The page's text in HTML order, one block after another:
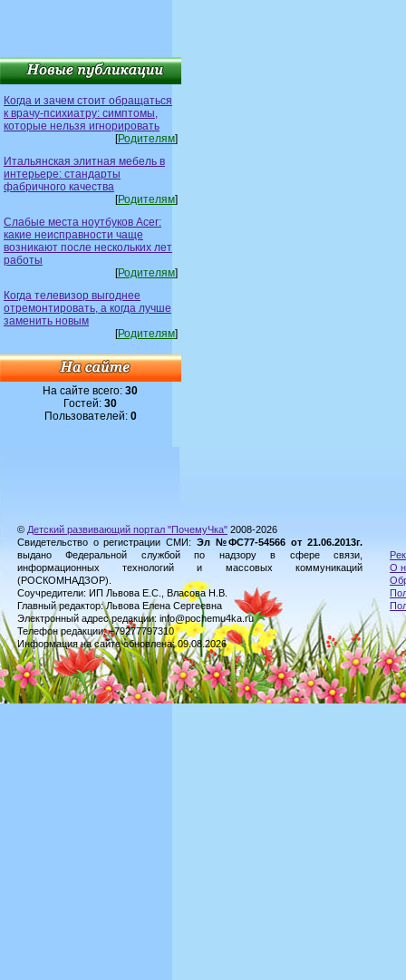
Когда и зачем стоит обращаться
к врачу-психиатру: симптомы,
которые нельзя игнорировать
[Родителям]
Итальянская элитная мебель в
интерьере: стандарты
фабричного качества
[Родителям]
Слабые места ноутбуков Acer:
какие неисправности чаще
возникают после нескольких лет
работы
[Родителям]
Когда телевизор выгоднее
отремонтировать, а когда лучше
заменить новым
[Родителям]
На сайте всего:30
Гостей:30
Пользователей: 0
© Детский развивающий портал "ПочемуЧка" 2008-2026
Свидетельство о регистрации СМИ: Эл №ФС77-54566 от 21.06.2013г.
выдано Федеральной службой по надзору в сфере связи,
информационных технологий и массовых коммуникаций
(РОСКОМНАДЗОР).
Соучредители: ИП Львова Е.С., Власова Н.В.
Главный редактор: Львова Елена Сергеевна
Электронный адрес редакции: info@pochemu4ka.ru
Телефон редакции: +79277797310
Информация на сайте обновлена: 09.08.2026
О